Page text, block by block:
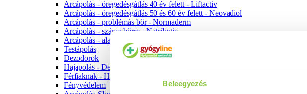
Beleegyezés
Arcápolás - öregedésgátlás 40 év felett - Liftactiv
Arcápolás - öregedésgátlás 50 és 60 év felett - Neovadiol
Arcápolás - problémás bőr - Normaderm
Arcápolás - száraz bőrre - Nutrilogie
Arcápolás - alapozók
Testápolás
Dezodorok
Hajápolás - Dercos
Férfiaknak - Homme
Fényvédelem